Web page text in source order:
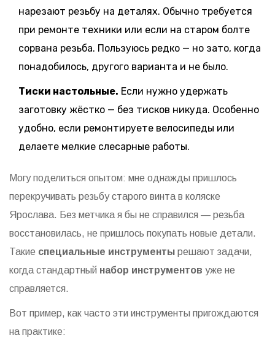
нарезают резьбу на деталях. Обычно требуется
при ремонте техники или если на старом болте
сорвана резьба. Пользуюсь редко — но зато, когда
понадобилось, другого варианта и не было.
Тиски настольные. Если нужно удержать
заготовку жёстко — без тисков никуда. Особенно
удобно, если ремонтируете велосипеды или
делаете мелкие слесарные работы.
Могу поделиться опытом: мне однажды пришлось
перекручивать резьбу старого винта в коляске
Ярослава. Без метчика я бы не справился — резьба
восстановилась, не пришлось покупать новые детали.
Такие специальные инструменты решают задачи,
когда стандартный набор инструментов уже не
справляется.
Вот пример, как часто эти инструменты пригождаются
на практике: